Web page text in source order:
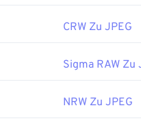
CRW Zu JPEG
Sigma RAW Zu
NRW Zu JPEG